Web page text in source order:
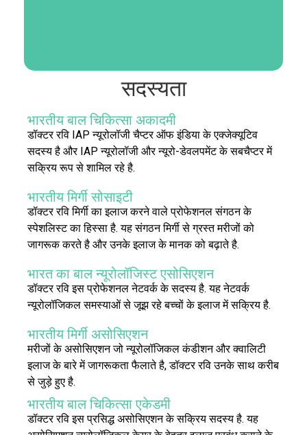
सदस्यता
भारतीय बाल चिकित्सा अकादमी
डॉक्टर रवि IAP न्यूरोलॉजी चैप्टर ऑफ इंडिया के एक्जेक्यूटिव
सदस्य है और IAP न्यूरोलॉजी और न्यूरो-डेवलपमेंट के सबचैप्टर में
सक्रिय रूप से शामिल रहे है.
भारतीय मिर्गी सोसाइटी
डॉक्टर रवि मिर्गी का इलाज करने वाले प्रोफेशनल संगठन के
स्पेशलिस्ट का हिस्सा है. यह संगठन मिर्गी से ग्रस्त मरीजों को
जागरूक करते है और उनके इलाज के मानक को बढ़ाते है.
भारत का बाल न्यूरोलॉजिस्ट एसोसिएशन
डॉक्टर रवि इस प्रोफेशनल नेटवर्क के सदस्य है. यह नेटवर्क
न्यूरोलॉजिकल समस्याओं से जूझ रहे बच्चों के इलाज में सक्रिय है.
भारतीय मिर्गी असोसिएशन
मरीजों के असोसिएशन जो न्यूरोलॉजिकल कंडीशन और क्वालिटी
इलाज के बारे में जागरूकता फैलाते है, डॉक्टर रवि उनके साथ करीब
से जुड़े हुए है.
भारतीय बाल चिकित्सा एकेडमी
डॉक्टर रवि इस प्रसिद्ध असोसिएशन के सक्रिय सदस्य है. यह